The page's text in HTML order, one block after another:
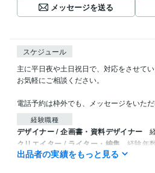
メッセージを送る
スケジュール
主に平日夜や土日祝日で、対応をさせてい
お気軽にご相談ください。
電話予約は枠外でも、メッセージをいただ
経験職種
デザイナー / 企画書・資料デザイナー
クリエイター / ライター・編集 経験年
クリエイター / 作家 経験年数 : 10年
出品者の実績をもっと見る